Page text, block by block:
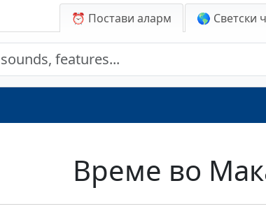
⏰ Постави аларм 🌎 Светски
Време во